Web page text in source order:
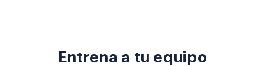
Entrena a tu equipo